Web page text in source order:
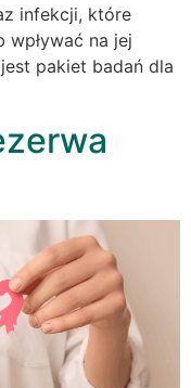
infekcji, które
wpływać na jej
pakiet badań dla